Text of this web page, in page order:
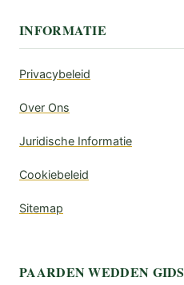
INFORMATIE
Privacybeleid
Over Ons
Juridische Informatie
Cookiebeleid
Sitemap
PAARDEN WEDDEN GIDS